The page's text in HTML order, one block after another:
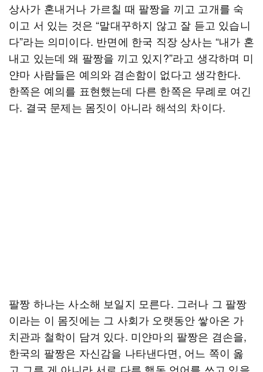
상사가 혼내거나 가르칠 때 팔짱을 끼고 고개를 숙
이고 서 있는 것은 “말대꾸하지 않고 잘 듣고 있습니
다”라는 의미이다. 반면에 한국 직장 상사는 “내가 혼
내고 있는데 왜 팔짱을 끼고 있지?”라고 생각하며 미
얀마 사람들은 예의와 겸손함이 없다고 생각한다.
한쪽은 예의를 표현했는데 다른 한쪽은 무례로 여긴
다. 결국 문제는 몸짓이 아니라 해석의 차이다.
팔짱 하나는 사소해 보일지 모른다. 그러나 그 팔짱
이라는 이 몸짓에는 그 사회가 오랫동안 쌓아온 가
치관과 철학이 담겨 있다. 미얀마의 팔짱은 겸손을,
한국의 팔짱은 자신감을 나타낸다면, 어느 쪽이 옳